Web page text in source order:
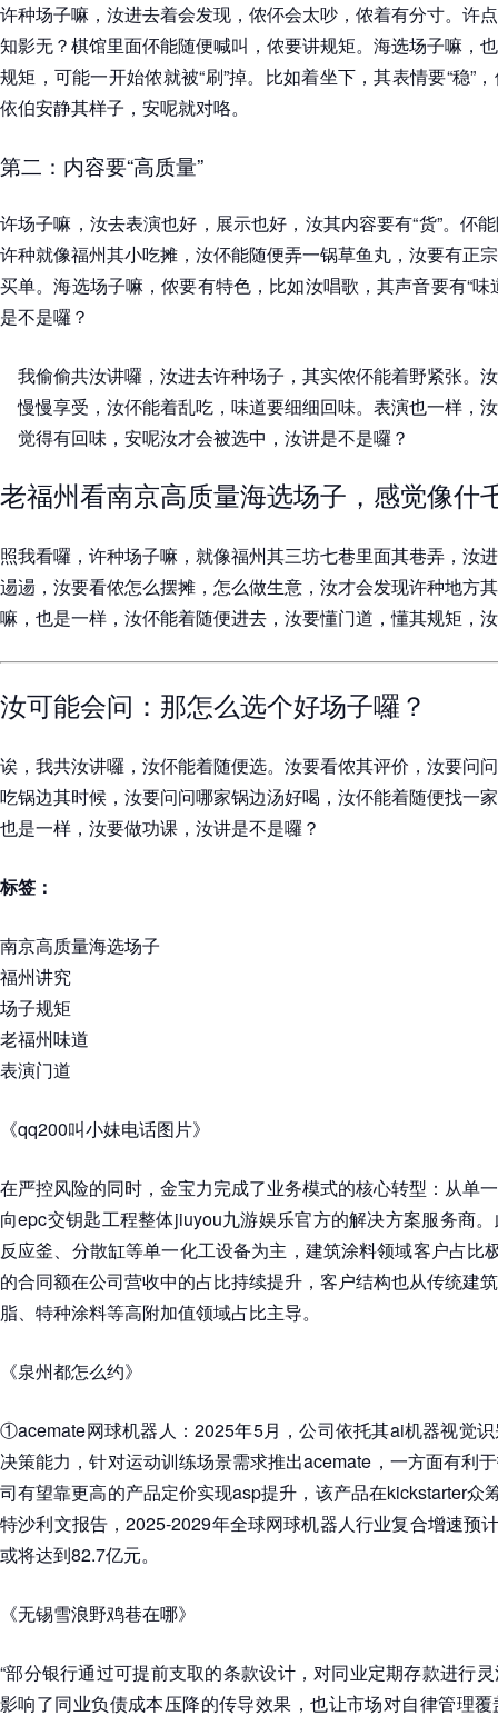
许种场子嘛，汝进去着会发现，侬伓会太吵，侬着有分寸。许
知影无？棋馆里面伓能随便喊叫，侬要讲规矩。海选场子嘛，
规矩，可能一开始侬就被“刷”掉。比如着坐下，其表情要“稳”
依伯安静其样子，安呢就对咯。
第二：内容要“高质量”
许场子嘛，汝去表演也好，展示也好，汝其内容要有“货”。伓
许种就像福州其小吃摊，汝伓能随便弄一锅草鱼丸，汝要有正
买单。海选场子嘛，侬要有特色，比如汝唱歌，其声音要有“
是不是囉？
我偷偷共汝讲囉，汝进去许种场子，其实侬伓能着野紧张。
慢慢享受，汝伓能着乱吃，味道要细细回味。表演也一样，
觉得有回味，安呢汝才会被选中，汝讲是不是囉？
老福州看南京高质量海选场子，感觉像什
照我看囉，许种场子嘛，就像福州其三坊七巷里面其巷弄，汝
逿逿，汝要看侬怎么摆摊，怎么做生意，汝才会发现许种地方
嘛，也是一样，汝伓能着随便进去，汝要懂门道，懂其规矩，
汝可能会问：那怎么选个好场子囉？
诶，我共汝讲囉，汝伓能着随便选。汝要看侬其评价，汝要问
吃锅边其时候，汝要问问哪家锅边汤好喝，汝伓能着随便找一
也是一样，汝要做功课，汝讲是不是囉？
标签：
南京高质量海选场子
福州讲究
场子规矩
老福州味道
表演门道
《qq200叫小妹电话图片》
在严控风险的同时，金宝力完成了业务模式的核心转型：从单
向epc交钥匙工程整体jiuyou九游娱乐官方的解决方案服务商
反应釜、分散缸等单一化工设备为主，建筑涂料领域客户占比
的合同额在公司营收中的占比持续提升，客户结构也从传统建
脂、特种涂料等高附加值领域占比主导。
《泉州都怎么约》
①acemate网球机器人：2025年5月，公司依托其ai机器视觉
决策能力，针对运动训练场景需求推出acemate，一方面有利
司有望靠更高的产品定价实现asp提升，该产品在kickstarter众
特沙利文报告，2025-2029年全球网球机器人行业复合增速预
或将达到82.7亿元。
《无锡雪浪野鸡巷在哪》
“部分银行通过可提前支取的条款设计，对同业定期存款进行
影响了同业负债成本压降的传导效果，也让市场对自律管理